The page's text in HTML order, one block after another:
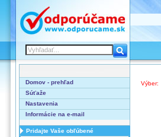
Domov - prehľad
Súťaže
Nastavenia
Informácie na e-mail
Pridajte Vaše obľúbené
Výber: